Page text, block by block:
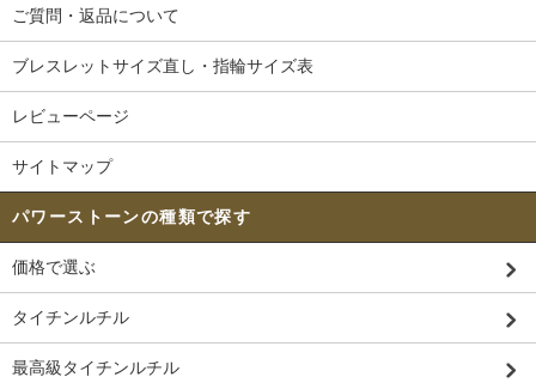
ご質問・返品について
ブレスレットサイズ直し・指輪サイズ表
レビューページ
サイトマップ
パワーストーンの種類で探す
価格で選ぶ
タイチンルチル
最高級タイチンルチル